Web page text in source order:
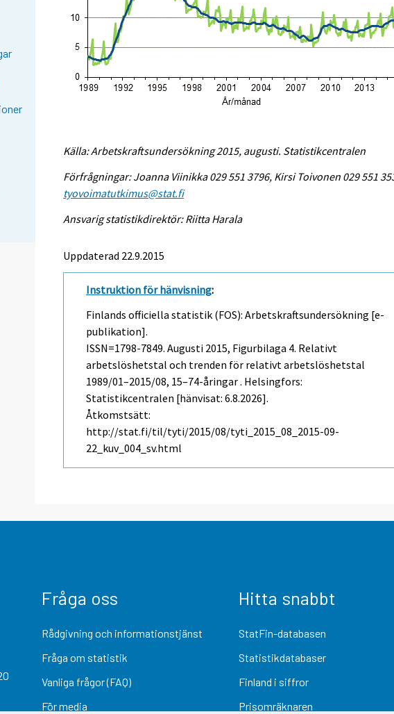
Källa: Arbetskraftsundersökning 2015, augusti. Statistikcentralen
Förfrågningar: Joanna Viinikka 029 551 3796, Kirsi Toivonen 029 551
tyovoimatutkimus@stat.fi
Ansvarig statistikdirektör: Riitta Harala
Uppdaterad 22.9.2015
Instruktion för hänvisning:
Finlands officiella statistik (FOS): Arbetskraftsundersökning [e-
publikation].
ISSN=1798-7849.Augusti 2015, Figurbilaga 4. Relativt
arbetslöshetstal och trenden för relativt arbetslöshetstal
1989/01–2015/08, 15–74-åringar . Helsingfors:
Statistikcentralen [hänvisat: 6.8.2026].
Åtkomstsätt:
http://stat.fi/til/tyti/2015/08/tyti_2015_08_2015-09-
22_kuv_004_sv.html
Fråga oss
Rådgivning och informationstjänst
Fråga om statistik
Vanliga frågor (FAQ)
För media
Hitta snabbt
StatFin-databasen
Statistikdatabaser
Finland i siffror
Prisomräknaren